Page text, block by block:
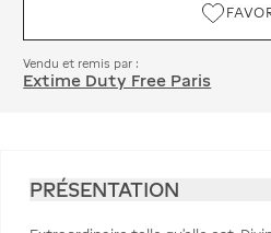
Vendu et remis par :
Extime Duty Free Paris
PRÉSENTATION